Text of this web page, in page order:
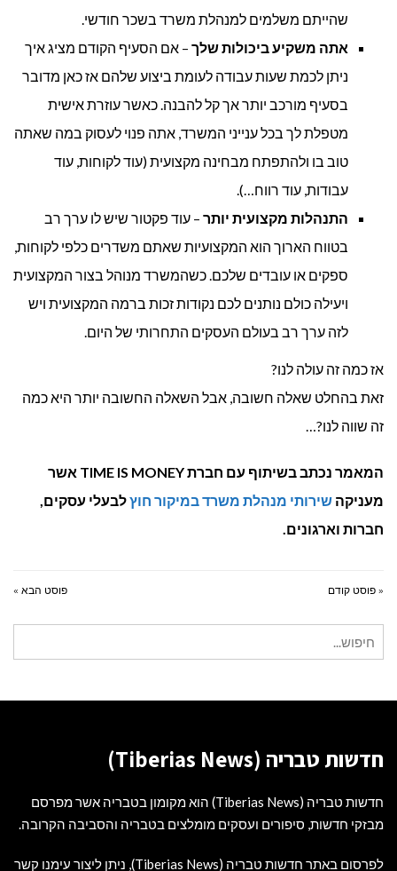
שהייתם משלמים למנהלת משרד בשכר חודשי.
אתה משקיע ביכולות שלך – אם הסעיף הקודם מציג איך
ניתן לכמת שעות עבודה לעומת ביצוע שלהם אז כאן מדובר
בסעיף מורכב יותר אך קל להבנה. כאשר עוזרת אישית
מטפלת לך בכל ענייני המשרד, אתה פנוי לעסוק במה שאתה
טוב בו ולהתפתח מבחינה מקצועית (עוד לקוחות, עוד
עבודות, עוד רווח…).
התנהלות מקצועית יותר – עוד פקטור שיש לו ערך רב
בטווח הארוך הוא המקצועיות שאתם משדרים כלפי לקוחות,
ספקים או עובדים שלכם. כשהמשרד מנוהל בצור המקצועית
ויעילה כולם נותנים לכם נקודות זכות ברמה המקצועית ויש
לזה ערך רב בעולם העסקים התחרותי של היום.
אז כמה זה עולה לנו?
זאת בהחלט שאלה חשובה, אבל השאלה החשובה יותר היא כמה
זה שווה לנו?…
המאמר נכתב בשיתוף עם חברת TIME IS MONEY אשר
מעניקה שירותי מנהלת משרד במיקור חוץלבעלי עסקים,
חברות וארגונים.
« פוסט קודם פוסט הבא »
עבור:
חדשות טבריה (Tiberias News)
חדשות טבריה (Tiberias News) הוא מקומון בטבריה אשר מפרסם
מבזקי חדשות, סיפורים ועסקים מומלצים בטבריה והסביבה הקרובה.
לפרסום באתר חדשות טבריה (Tiberias News), ניתן ליצור עימנו קשר